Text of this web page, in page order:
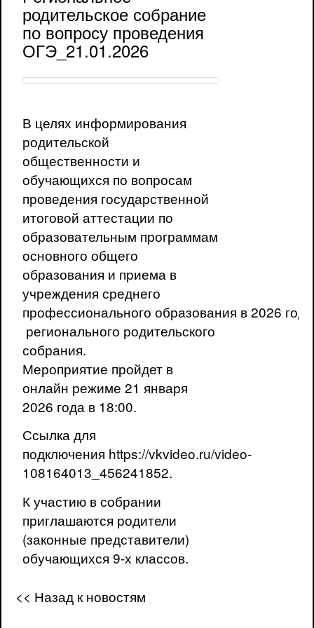
родительское собрание
по вопросу проведения
ОГЭ_21.01.2026
В целях информирования
родительской
общественности и
обучающихся по вопросам
проведения государственной
итоговой аттестации по
образовательным программам
основного общего
образования и приема в
учреждения среднего
профессионального образования в 2026
регионального родительского
собрания.
Мероприятие пройдет в
онлайн режиме 21 января
2026 года в 18:00.
Ссылка для
подключения https://vkvideo.ru/video-
108164013 456241852.
К участию в собрании
приглашаются родители
(законные представители)
обучающихся 9-х классов.
<< Назад к новостям